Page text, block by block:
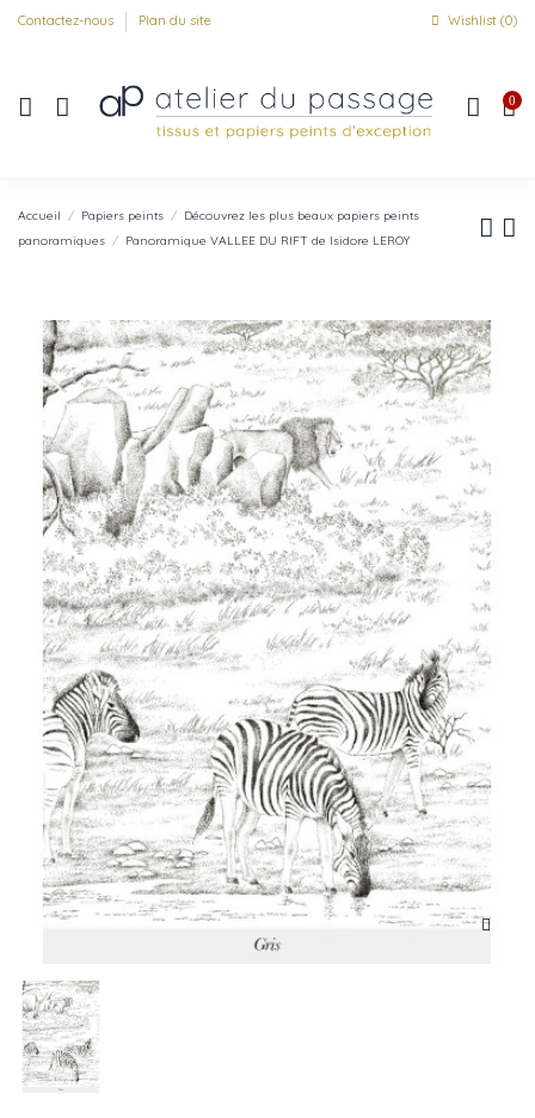
Contactez-nous Plan du site Wishlist (0)
0
Accueil Papiers peints
Découvrez les plus beaux papiers peints
panoramiques
Panoramique VALLEE DU RIFT de Isidore LEROY